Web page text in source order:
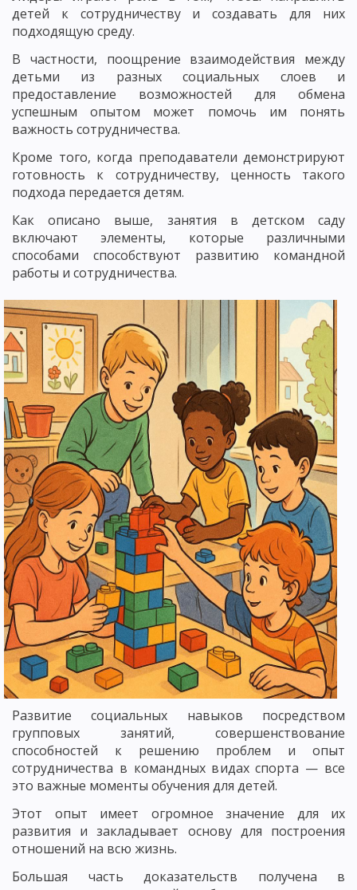
детей к сотрудничеству и создавать для них
подходящую среду.
В частности, поощрение взаимодействия между
детьми из разных социальных слоев и
предоставление возможностей для обмена
успешным опытом может помочь им понять
важность сотрудничества.
Кроме того, когда преподаватели демонстрируют
готовность к сотрудничеству, ценность такого
подхода передается детям.
Как описано выше, занятия в детском саду
включают элементы, которые различными
способами способствуют развитию командной
работы и сотрудничества.
Развитие социальных навыков посредством
групповых занятий, совершенствование
способностей к решению проблем и опыт
сотрудничества в командных видах спорта — все
это важные моменты обучения для детей.
Этот опыт имеет огромное значение для их
развития и закладывает основу для построения
отношений на всю жизнь.
Большая часть доказательств получена в